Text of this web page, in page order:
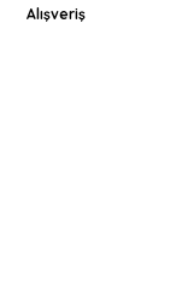
Alışveriş